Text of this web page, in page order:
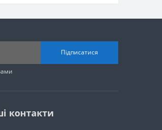
Підписатися
контакти